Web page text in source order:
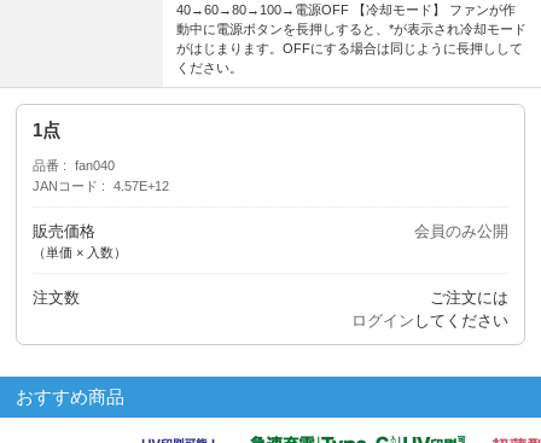
40→60→80→100→電源OFF 【冷却モード】 ファンが作
動中に電源ボタンを長押しすると、*が表示され冷却モード
がはじまります。OFFにする場合は同じように長押しして
ください。
1点
品番
fan040
JANコード
4.57E+12
販売価格
（単価 × 入数）
会員のみ公開
注文数
ご注文には
ログイン してください
おすすめ商品